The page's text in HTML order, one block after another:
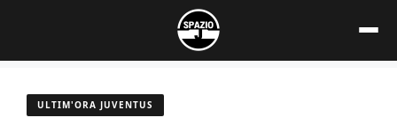
contenuto
ULTIM'ORA JUVENTUS